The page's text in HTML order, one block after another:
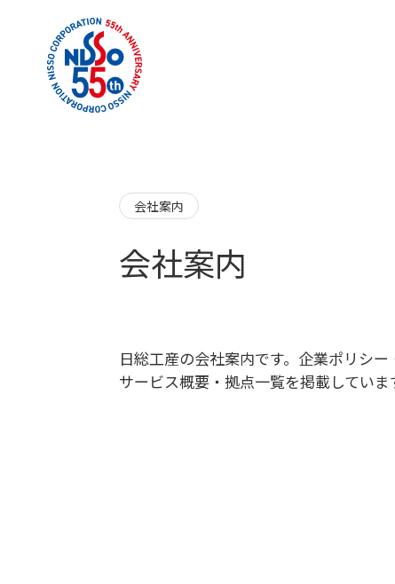
会社案内
会社案内
日総工産の会社案内です。企業ポリシー
サービス概要・拠点一覧を掲載していま